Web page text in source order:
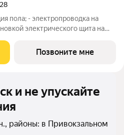
пола; - электропроводка на
электрического щита на
силовая электрическая
Позвоните мне
и не упускайте
районы: в Привокзальном